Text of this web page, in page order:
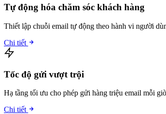
Tự động hóa chăm sóc khách hàng
Thiết lập chuỗi email tự động theo hành vi người
Chi tiết
Tốc độ gửi vượt trội
Hạ tầng tối ưu cho phép gửi hàng triệu email mỗi
Chi tiết